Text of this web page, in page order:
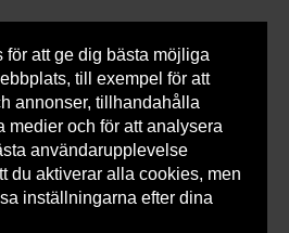
att ge dig bästa möjliga
till exempel för att
annonser, tillhandahålla
medier och för att analysera
användarupplevelse
du aktiverar alla cookies, men
inställningarna efter dina
0 varorSnabborder
> Kyla >
Utgången produkt
Slang PA DN25 F1" x F1" 1000mm